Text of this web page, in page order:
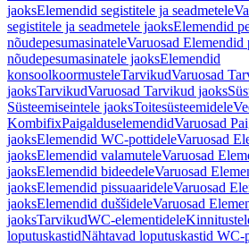
jaoksElemendid segistitele ja seadmetele
segistitele ja seadmetele jaoksElemendid
nõudepesumasinateleVaruosad Elemendid
nõudepesumasinatele jaoksElemendid
konsoolkoormusteleTarvikudVaruosad
jaoksTarvikudVaruosad Tarvikud jaoks
Süsteemiseintele jaoksToitesüsteemidele
KombifixPaigalduselemendidVaruosad
jaoksElemendid WC-pottideleVaruosad
jaoksElemendid valamuteleVaruosad
jaoksElemendid bideedeleVaruosad
jaoksElemendid pissuaarideleVaruosad
jaoksElemendid duššideleVaruosad
jaoksTarvikudWC-elementidele
loputuskastidNähtavad loputuskastid WC-